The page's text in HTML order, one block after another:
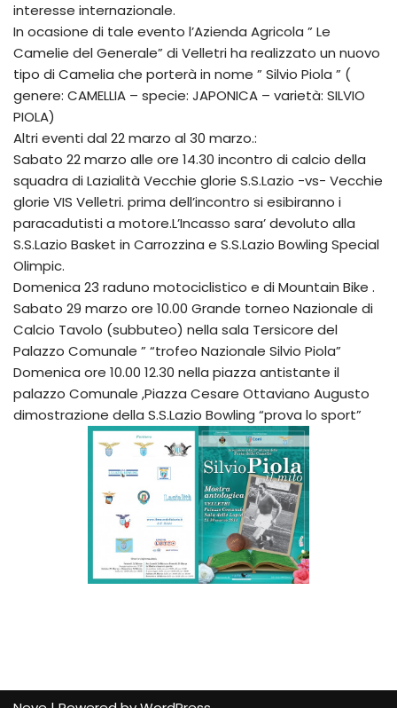
interesse internazionale.
In ocasione di tale evento l’Azienda Agricola ” Le
Camelie del Generale” di Velletri ha realizzato un nuovo
tipo di Camelia che porterà in nome ” Silvio Piola ” (
genere: CAMELLIA – specie: JAPONICA – varietà: SILVIO
PIOLA)
Altri eventi dal 22 marzo al 30 marzo.:
Sabato 22 marzo alle ore 14.30 incontro di calcio della
squadra di Lazialità Vecchie glorie S.S.Lazio -vs- Vecchie
glorie VIS Velletri. prima dell’incontro si esibiranno i
paracadutisti a motore.L’Incasso sara’ devoluto alla
S.S.Lazio Basket in Carrozzina e S.S.Lazio Bowling Special
Olimpic.
Domenica 23 raduno motociclistico e di Mountain Bike .
Sabato 29 marzo ore 10.00 Grande torneo Nazionale di
Calcio Tavolo (subbuteo) nella sala Tersicore del
Palazzo Comunale ” “trofeo Nazionale Silvio Piola”
Domenica ore 10.00 12.30 nella piazza antistante il
palazzo Comunale ,Piazza Cesare Ottaviano Augusto
dimostrazione della S.S.Lazio Bowling “prova lo sport”